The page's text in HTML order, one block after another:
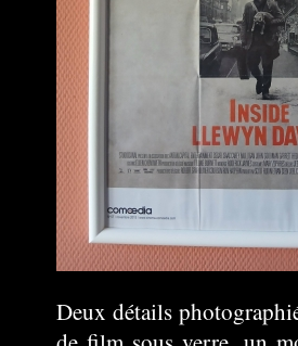
Deux détails